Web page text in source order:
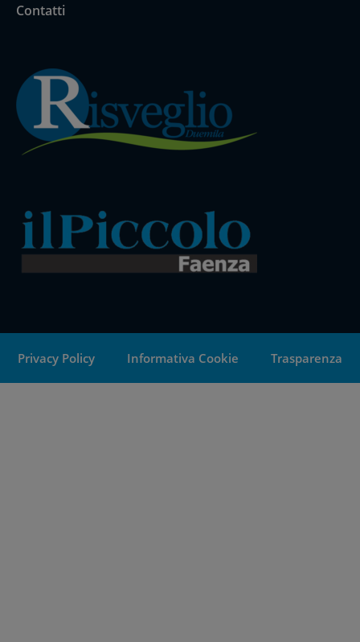
Contatti
Privacy Policy Informativa Cookie Trasparenza